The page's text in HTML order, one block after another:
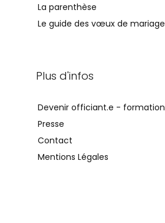
La parenthèse
Le guide des vœux de mariage
Plus d'infos
Devenir officiant.e - formation
Presse
Contact
Mentions Légales